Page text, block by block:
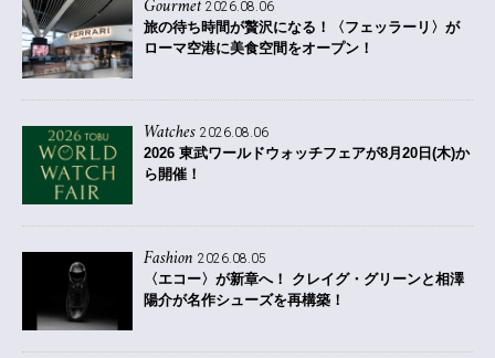
2026.08.06
旅の待ち時間が贅沢になる！〈フェッラーリ〉が
ローマ空港に美食空間をオープン！
Watches 2026.08.06
2026 東武ワールドウォッチフェアが8月20日(木)か
ら開催！
Fashion 2026.08.05
〈エコー〉が新章へ！ クレイグ・グリーンと相澤
陽介が名作シューズを再構築！